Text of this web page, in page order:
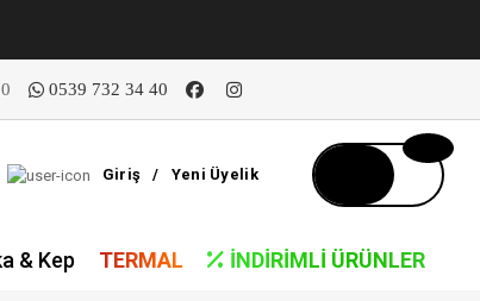
0539 732 34 40
Giriş / Yeni Üyelik
& Kep TERMAL İNDIRIMLI ÜRÜNLER